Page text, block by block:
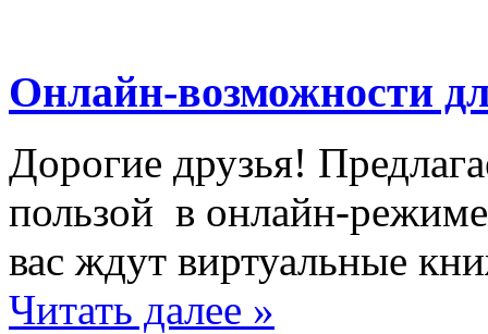
Онлайн-возможности
Дорогие друзья!
пользой в онлайн-
вас ждут виртуальные
Читать далее »